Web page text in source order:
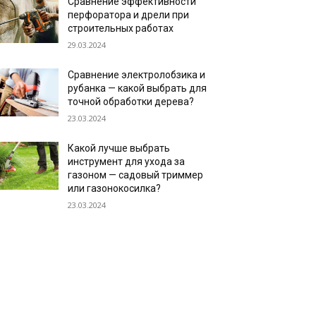
перфоратора и дрели при
строительных работах
29.03.2024
Сравнение электролобзика и
рубанка — какой выбрать для
точной обработки дерева?
23.03.2024
Какой лучше выбрать
инструмент для ухода за
газоном — садовый триммер
или газонокосилка?
23.03.2024